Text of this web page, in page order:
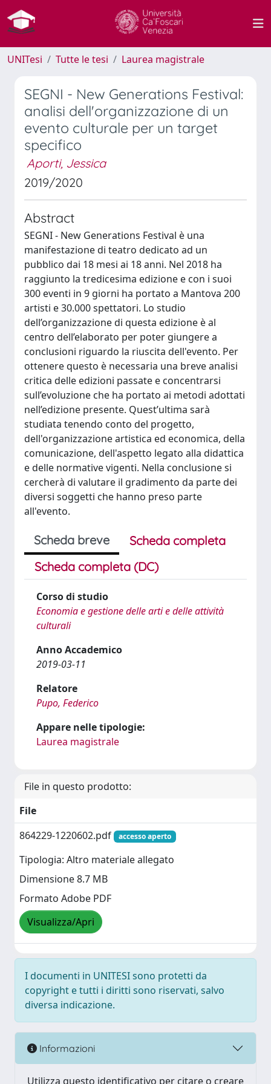
UNITesi Tutte le tesi Laurea magistrale
SEGNI - New Generations Festival:
analisi dell'organizzazione di un
evento culturale per un target
specifico
Aporti, Jessica
2019/2020
Abstract
SEGNI - New Generations Festival è una
manifestazione di teatro dedicato ad un
pubblico dai 18 mesi ai 18 anni. Nel 2018 ha
raggiunto la tredicesima edizione e con i suoi
300 eventi in 9 giorni ha portato a Mantova 200
artisti e 30.000 spettatori. Lo studio
dell’organizzazione di questa edizione è al
centro dell’elaborato per poter giungere a
conclusioni riguardo la riuscita dell'evento. Per
ottenere questo è necessaria una breve analisi
critica delle edizioni passate e concentrarsi
sull’evoluzione che ha portato ai metodi adottati
nell’edizione presente. Quest’ultima sarà
studiata tenendo conto del progetto,
dell'organizzazione artistica ed economica, della
comunicazione, dell'aspetto legato alla didattica
e delle normative vigenti. Nella conclusione si
cercherà di valutare il gradimento da parte dei
diversi soggetti che hanno preso parte
all'evento.
Scheda breve
Scheda completa
Scheda completa (DC)
Corso di studio
Economia e gestione delle arti e delle attività
culturali
Anno Accademico
2019-03-11
Relatore
Pupo, Federico
Appare nelle tipologie:
Laurea magistrale
File in questo prodotto:
File
864229-1220602.pdf
accesso aperto
Tipologia: Altro materiale allegato
Dimensione 8.7 MB
Formato Adobe PDF
Visualizza/Apri
I documenti in UNITESI sono protetti da
copyright e tutti i diritti sono riservati, salvo
diversa indicazione.
Informazioni
Utilizza questo identificativo per citare o creare